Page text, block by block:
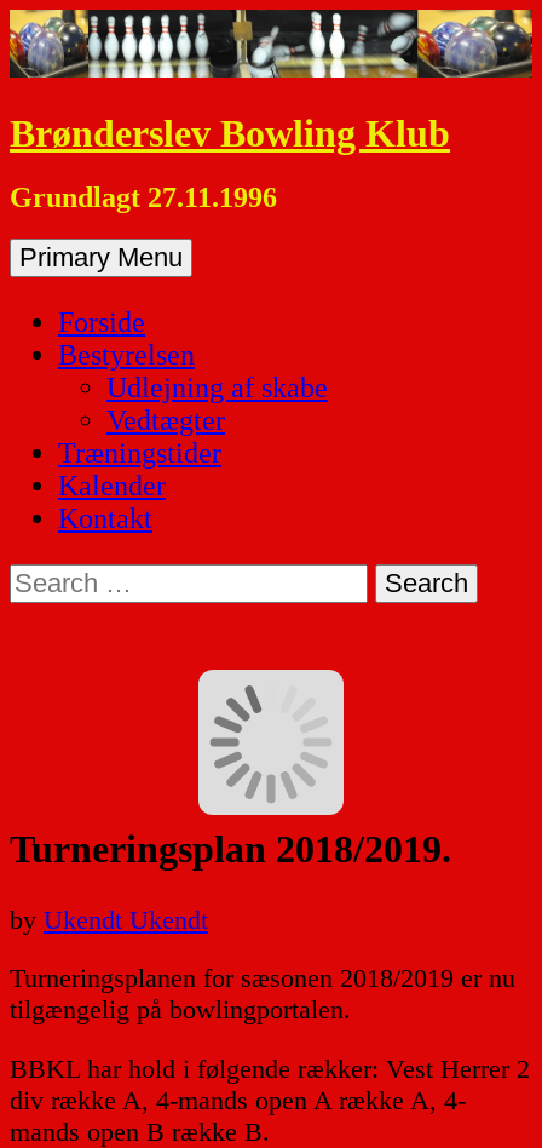
Skip
to
content
Brønderslev Bowling Klub
Grundlagt 27.11.1996
Primary Menu
Forside
Bestyrelsen
Udlejning af skabe
Vedtægter
Træningstider
Kalender
Kontakt
Search
for:
Turneringsplan 2018/2019.
by Ukendt Ukendt
Turneringsplanen for sæsonen 2018/2019 er nu
tilgængelig på bowlingportalen.
BBKL har hold i følgende rækker: Vest Herrer 2
div række A, 4-mands open A række A, 4-
mands open B række B.